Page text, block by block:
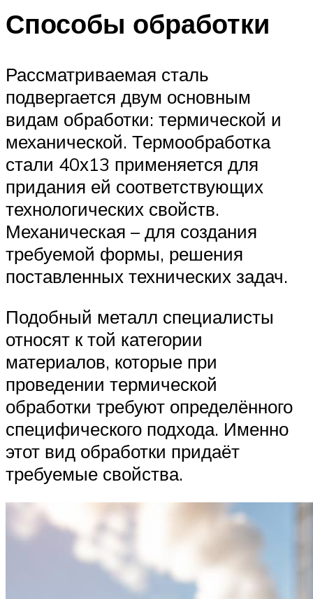
Способы обработки
Рассматриваемая сталь
подвергается двум основным
видам обработки: термической и
механической. Термообработка
стали 40х13 применяется для
придания ей соответствующих
технологических свойств.
Механическая – для создания
требуемой формы, решения
поставленных технических задач.
Подобный металл специалисты
относят к той категории
материалов, которые при
проведении термической
обработки требуют определённого
специфического подхода. Именно
этот вид обработки придаёт
требуемые свойства.